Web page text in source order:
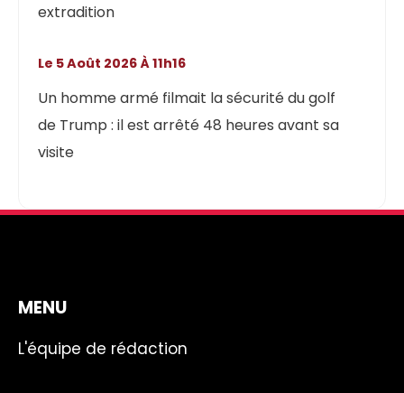
extradition
Un homme armé filmait la sécurité du golf
de Trump : il est arrêté 48 heures avant sa
visite
Le 5 Août 2026 À 11h16
MENU
L'équipe de rédaction